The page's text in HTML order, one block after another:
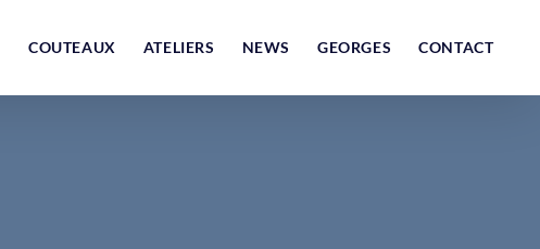
COUTEAUX ATELIERS NEWS GEORGES CONTACT